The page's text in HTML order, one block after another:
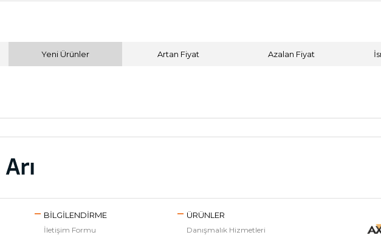
Yeni Ürünler Artan Fiyat Azalan Fiyat
BİLGİLENDİRME
İletişim Formu
ÜRÜNLER
Danışmalık Hizmetleri